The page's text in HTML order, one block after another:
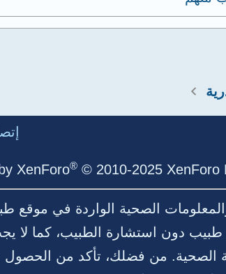
XenForo® © 2010-2025 XenForo
الصحية الواردة في
دون استشارة الطبيب، كما لا
الصحية. من فضلك، تأكد من